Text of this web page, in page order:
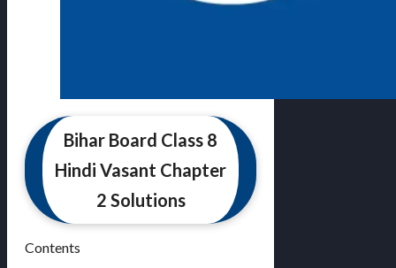
Bihar Board Class 8
Hindi Vasant Chapter
2 Solutions
Contents